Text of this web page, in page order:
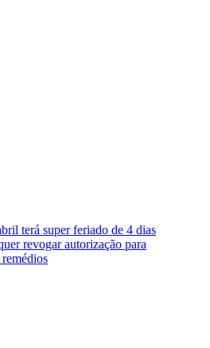
terá super feriado de 4 dias
revogar autorização para